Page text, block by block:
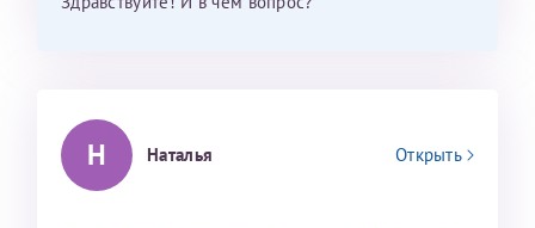
Н Наталья Открыть
ИНН Налогоплательщика*
налогоплательщика